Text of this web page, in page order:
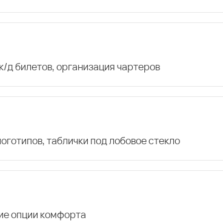
билетов, организация чартеров
таблички под лобовое стекло
опции комфорта